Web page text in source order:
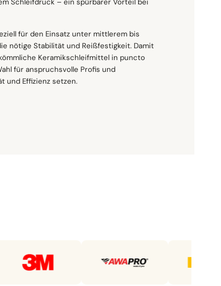
Schleifdruck – ein spürbarer Vorteil bei
für den Einsatz unter mittlerem bis
nötige Stabilität und Reißfestigkeit. Damit
Keramikschleifmittel in puncto
für anspruchsvolle Profis und
und Effizienz setzen.
bis hohem Anpressdruck
benötigst, ohne dass das Werkstück